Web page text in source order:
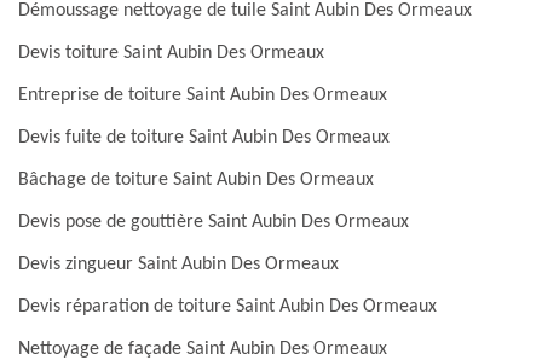
Démoussage nettoyage de tuile Saint Aubin Des Ormeaux
Devis toiture Saint Aubin Des Ormeaux
Entreprise de toiture Saint Aubin Des Ormeaux
Devis fuite de toiture Saint Aubin Des Ormeaux
Bâchage de toiture Saint Aubin Des Ormeaux
Devis pose de gouttière Saint Aubin Des Ormeaux
Devis zingueur Saint Aubin Des Ormeaux
Devis réparation de toiture Saint Aubin Des Ormeaux
Nettoyage de façade Saint Aubin Des Ormeaux